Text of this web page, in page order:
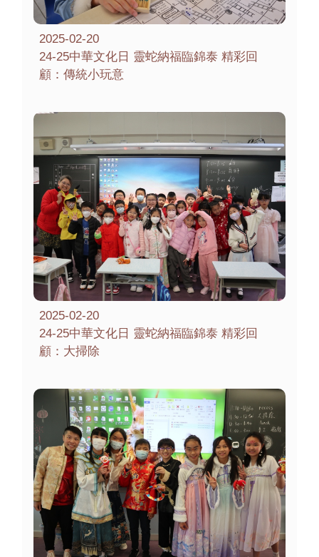
2025-02-20
24-25中華文化日 靈蛇納福臨錦泰 精彩回
顧：傳統小玩意
2025-02-20
24-25中華文化日 靈蛇納福臨錦泰 精彩回
顧：大掃除